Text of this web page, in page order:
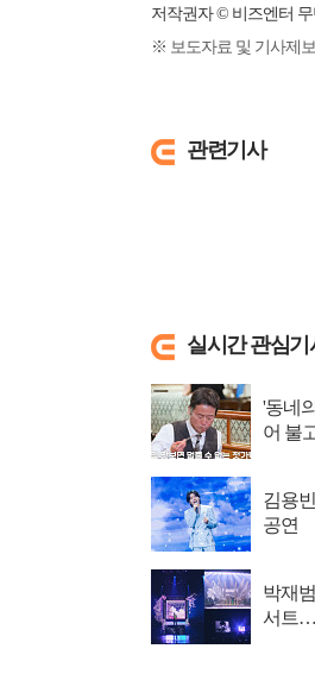
저작권자 © 비즈엔터
※ 보도자료 및 기사제보
관련기사
실시간 관심기
'동네
어 불
김용
공연
박재
서트